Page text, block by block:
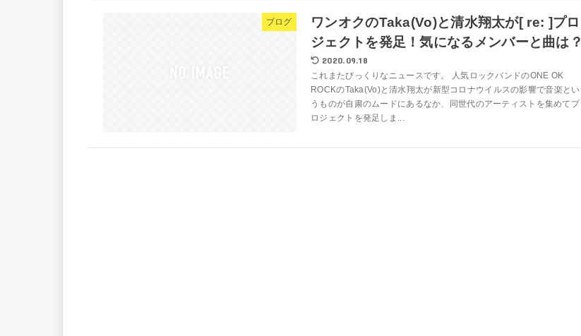
ブログ
ワンオクのTaka(Vo)と清水翔太が[ re: ]プロ
ジェクトを発足！気になるメンバーと曲は？
2020.09.18
これまたびっくりなニュースです。 人気ロックバンドのONE OK
ROCKのTaka(Vo)と清水翔太が新型コロナウイルスの影響で音楽とい
うものが自粛のムードにあるなか、同世代のアーティストを集めてプ
ロジェクトを発足しま...